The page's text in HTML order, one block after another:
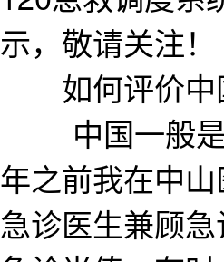
示，敬请关注！
如何评价中
中国一般是
年之前我在中
急诊医生兼顾